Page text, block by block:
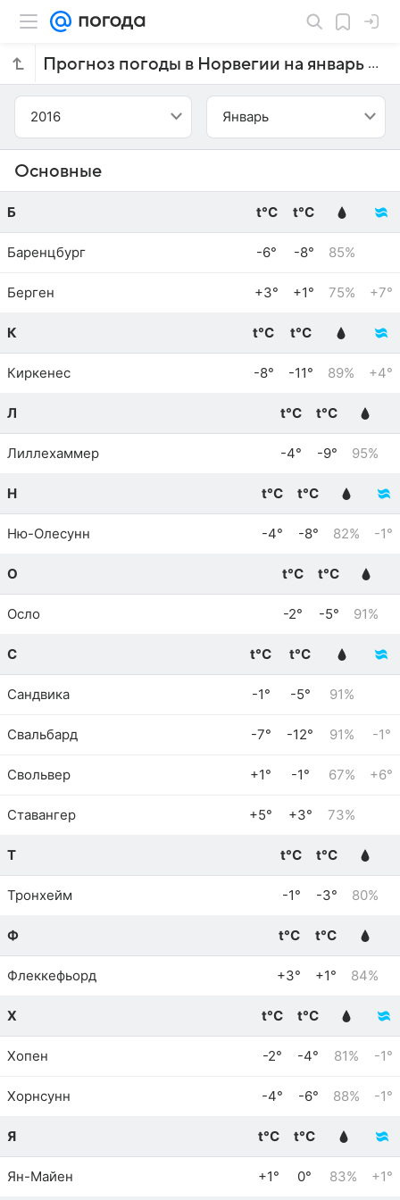
Прогноз погоды в Норвегии на январь 2016 года
2016 Январь
Основные
Б t°C t°C
Баренцбург -6° -8° 85%
Берген +3° +1° 75% +7°
К t°C t°C
Киркенес -8° -11° 89% +4°
Л t°C t°C
Лиллехаммер -4° -9° 95%
Н t°C t°C
Ню-Олесунн -4° -8° 82% -1°
О t°C t°C
Осло -2° -5° 91%
С t°C t°C
Сандвика -1° -5° 91%
Свальбард -7° -12° 91% -1°
Свольвер +1° -1° 67% +6°
Ставангер +5° +3° 73%
Т t°C t°C
Тронхейм -1° -3° 80%
Ф t°C t°C
Флеккефьорд +3° +1° 84%
Х t°C t°C
Хопен -2° -4° 81% -1°
Хорнсунн -4° -6° 88% -1°
Я t°C t°C
Ян-Майен +1° 0° 83% +1°